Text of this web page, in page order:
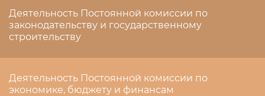
Деятельность Постоянной комиссии по
законодательству и государственному
строительству
Деятельность Постоянной комиссии по
экономике, бюджету и финансам